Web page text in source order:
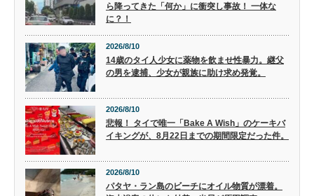
ら降ってきた「何か」に衝突し事故！ 一体な
に？！
2026/8/10
14歳のタイ人少女に薬物を飲ませ性暴力。継父
の男を逮捕、少女が親族に助け求め発覚。
2026/8/10
悲報！ タイで唯一「Bake A Wish」のケーキバ
イキングが、8月22日までの期間限定だった件。
2026/8/10
パタヤ・ラン島のビーチにオイル物質が漂着。